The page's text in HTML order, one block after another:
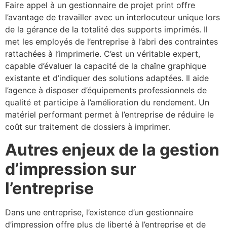
Faire appel à un gestionnaire de projet print offre
l’avantage de travailler avec un interlocuteur unique lors
de la gérance de la totalité des supports imprimés. Il
met les employés de l’entreprise à l’abri des contraintes
rattachées à l’imprimerie. C’est un véritable expert,
capable d’évaluer la capacité de la chaîne graphique
existante et d’indiquer des solutions adaptées. Il aide
l’agence à disposer d’équipements professionnels de
qualité et participe à l’amélioration du rendement. Un
matériel performant permet à l’entreprise de réduire le
coût sur traitement de dossiers à imprimer.
Autres enjeux de la gestion
d’impression sur
l’entreprise
Dans une entreprise, l’existence d’un gestionnaire
d’impression offre plus de liberté à l’entreprise et de